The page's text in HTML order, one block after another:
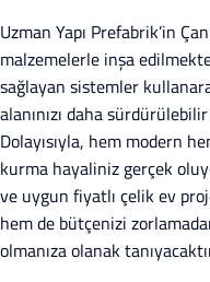
Uzman Yapı Prefabrik’in
malzemelerle inşa
sağlayan sistemler
alanınızı daha
Dolayısıyla, hem modern
kurma hayaliniz gerçek
ve uygun fiyatlı çelik ev
hem de bütçenizi
olmanıza olanak